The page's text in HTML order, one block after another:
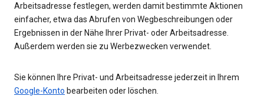
Arbeitsadresse festlegen, werden damit bestimmte Aktionen
einfacher, etwa das Abrufen von Wegbeschreibungen oder
Ergebnissen in der Nähe Ihrer Privat- oder Arbeitsadresse.
Außerdem werden sie zu Werbezwecken verwendet.
Sie können Ihre Privat- und Arbeitsadresse jederzeit in Ihrem
Google-Konto bearbeiten oder löschen.